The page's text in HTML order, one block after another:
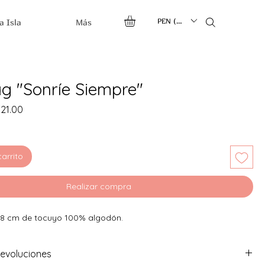
PEN (S/.)
Isla Más
"Sonríe Siempre"
Realizar compra
cm de tocuyo 100% algodón.